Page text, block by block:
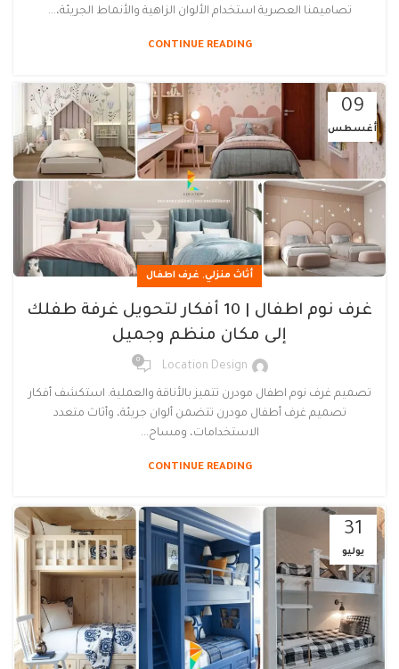
تصاميمنا العصرية استخدام الألوان الزاهية والأنماط الجريئة،...
CONTINUE READING
09
أغسطس
أثاث منزلي, غرف اطفال
غرف نوم اطفال | 10 أفكار لتحويل غرفة طفلك
إلى مكان منظم وجميل
Location Design
0
تصميم غرف نوم اطفال مودرن تتميز بالأناقة والعملية. استكشف أفكار
تصميم غرف أطفال مودرن تتضمن ألوان جريئة، وأثاث متعدد
الاستخدامات، ومساح...
CONTINUE READING
31
يوليو